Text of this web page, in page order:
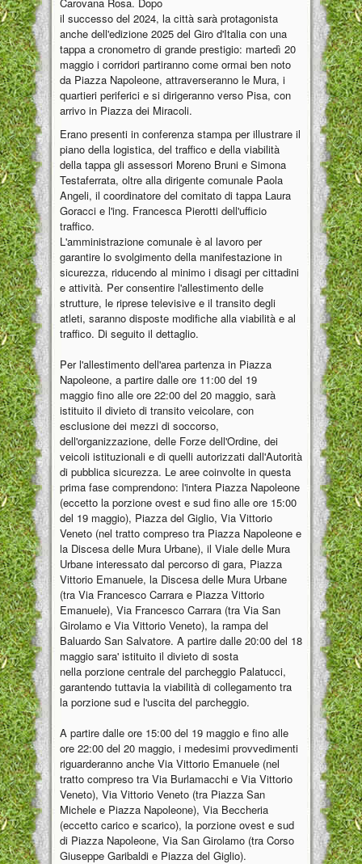
il successo del 2024, la città sarà protagonista
anche dell'edizione 2025 del Giro d'Italia con una
tappa a cronometro di grande prestigio: martedì 20
maggio i corridori partiranno come ormai ben noto
da Piazza Napoleone, attraverseranno le Mura, i
quartieri periferici e si dirigeranno verso Pisa, con
arrivo in Piazza dei Miracoli.
Erano presenti in conferenza stampa per illustrare il
piano della logistica, del traffico e della viabilità
della tappa gli assessori Moreno Bruni e Simona
Testaferrata, oltre alla dirigente comunale Paola
Angeli, il coordinatore del comitato di tappa Laura
Goracci e l'ing. Francesca Pierotti dell'ufficio
traffico.
L'amministrazione comunale è al lavoro per
garantire lo svolgimento della manifestazione in
sicurezza, riducendo al minimo i disagi per cittadini
e attività. Per consentire l'allestimento delle
strutture, le riprese televisive e il transito degli
atleti, saranno disposte modifiche alla viabilità e al
traffico. Di seguito il dettaglio.
Per l'allestimento dell'area partenza in Piazza
Napoleone, a partire dalle ore 11:00 del 19
maggio fino alle ore 22:00 del 20 maggio, sarà
istituito il divieto di transito veicolare, con
esclusione dei mezzi di soccorso,
dell'organizzazione, delle Forze dell'Ordine, dei
veicoli istituzionali e di quelli autorizzati dall'Autorità
di pubblica sicurezza. Le aree coinvolte in questa
prima fase comprendono: l'intera Piazza Napoleone
(eccetto la porzione ovest e sud fino alle ore 15:00
del 19 maggio), Piazza del Giglio, Via Vittorio
Veneto (nel tratto compreso tra Piazza Napoleone e
la Discesa delle Mura Urbane), il Viale delle Mura
Urbane interessato dal percorso di gara, Piazza
Vittorio Emanuele, la Discesa delle Mura Urbane
(tra Via Francesco Carrara e Piazza Vittorio
Emanuele), Via Francesco Carrara (tra Via San
Girolamo e Via Vittorio Veneto), la rampa del
Baluardo San Salvatore. A partire dalle 20:00 del 18
maggio sara' istituito il divieto di sosta
nella porzione centrale del parcheggio Palatucci,
garantendo tuttavia la viabilità di collegamento tra
la porzione sud e l'uscita del parcheggio.
A partire dalle ore 15:00 del 19 maggio e fino alle
ore 22:00 del 20 maggio, i medesimi provvedimenti
riguarderanno anche Via Vittorio Emanuele (nel
tratto compreso tra Via Burlamacchi e Via Vittorio
Veneto), Via Vittorio Veneto (tra Piazza San
Michele e Piazza Napoleone), Via Beccheria
(eccetto carico e scarico), la porzione ovest e sud
di Piazza Napoleone, Via San Girolamo (tra Corso
Giuseppe Garibaldi e Piazza del Giglio).